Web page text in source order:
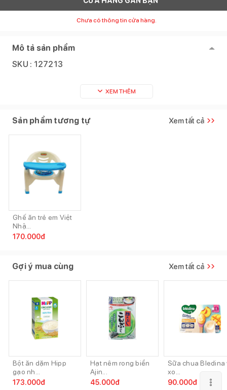
Chưa có thông tin cửa hàng.
Mô tả sản phẩm
SKU : 127213
XEM THÊM
Sản phẩm tương tự Xem tất cả
Ghế ăn trẻ em Việt
Nhậ...
170.000đ
Gợi ý mua cùng Xem tất cả
Bột ăn dặm Hipp
gạo nh...
173.000đ
Hạt nêm rong biển
Ajin...
45.000đ
Sữa chua Bledina
xo...
90.000đ